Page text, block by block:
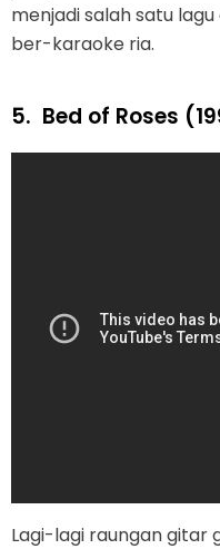
menjadi salah satu
ber-karaoke ria.
5. Bed of Roses
Lagi-lagi raungan gitar